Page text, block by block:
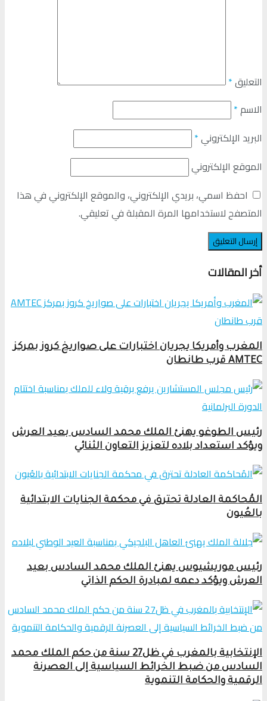
التعليق*
الاسم*
البريد الإلكتروني*
الموقع الإلكتروني
احفظ اسمي، بريدي الإلكتروني، والموقع الإلكتروني في هذا
المتصفح لاستخدامها المرة المقبلة في تعليقي.
أخر المقالات
المغرب وأمريكا يجريان اختبارات على صواريخ كروز بمركز
AMTEC قرب طانطان
رئيس الطوغو يهنئ الملك محمد السادس بعيد العرش
ويؤكد استعداد بلاده لتعزيز التعاون الثنائي
المُحاكمة العادلة تحترق في محكمة الجنايات الابتدائية
بالعُيون
رئيس موريشيوس يهنئ الملك محمد السادس بعيد
العرش ويؤكد دعمه لمبادرة الحكم الذاتي
الإنتخابية بالمغرب في ظل27 سنة من حكم الملك محمد
السادس من ضبط الخرائط السياسية إلى العصرنة
الرقمية والحكامة التنموية